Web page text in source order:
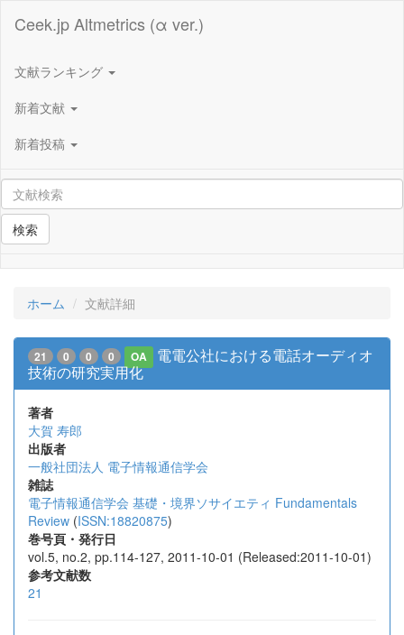
Ceek.jp Altmetrics (α ver.)
文献ランキング
新着文献
新着投稿
検索
ホーム 文献詳細
21 0 0 0 OA
電電公社における電話オーディオ
技術の研究実用化
著者
大賀 寿郎
出版者
一般社団法人 電子情報通信学会
雑誌
電子情報通信学会 基礎・境界ソサイエティ Fundamentals
Review (ISSN:18820875)
巻号頁・発行日
vol.5, no.2, pp.114-127, 2011-10-01 (Released:2011-10-01)
参考文献数
21